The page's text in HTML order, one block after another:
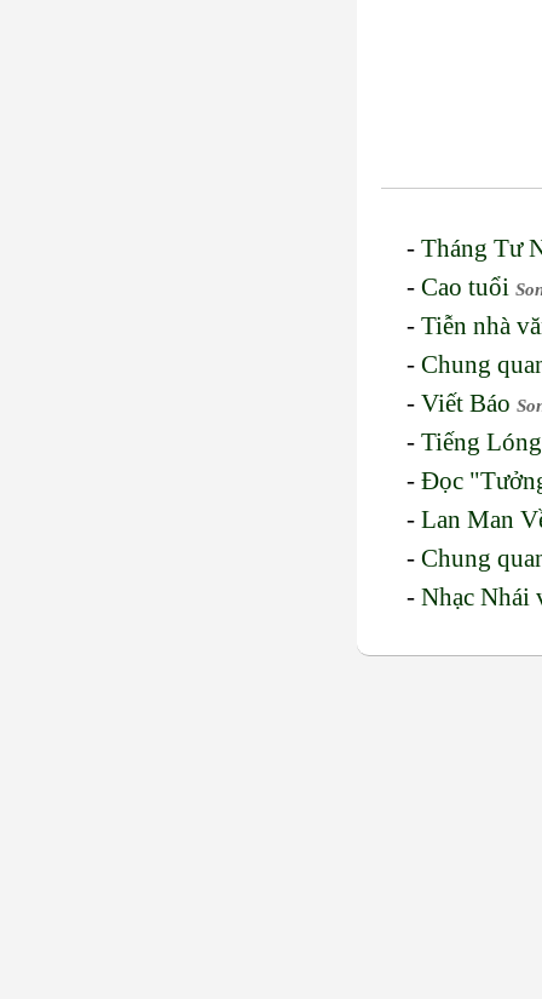
-Tháng Tư
-Cao tuổi
-Tiễn nhà
-Chung
-Viết Báo
-Tiếng
-Đọc
-Lan Man
-Chung
-Nhạc Nhái